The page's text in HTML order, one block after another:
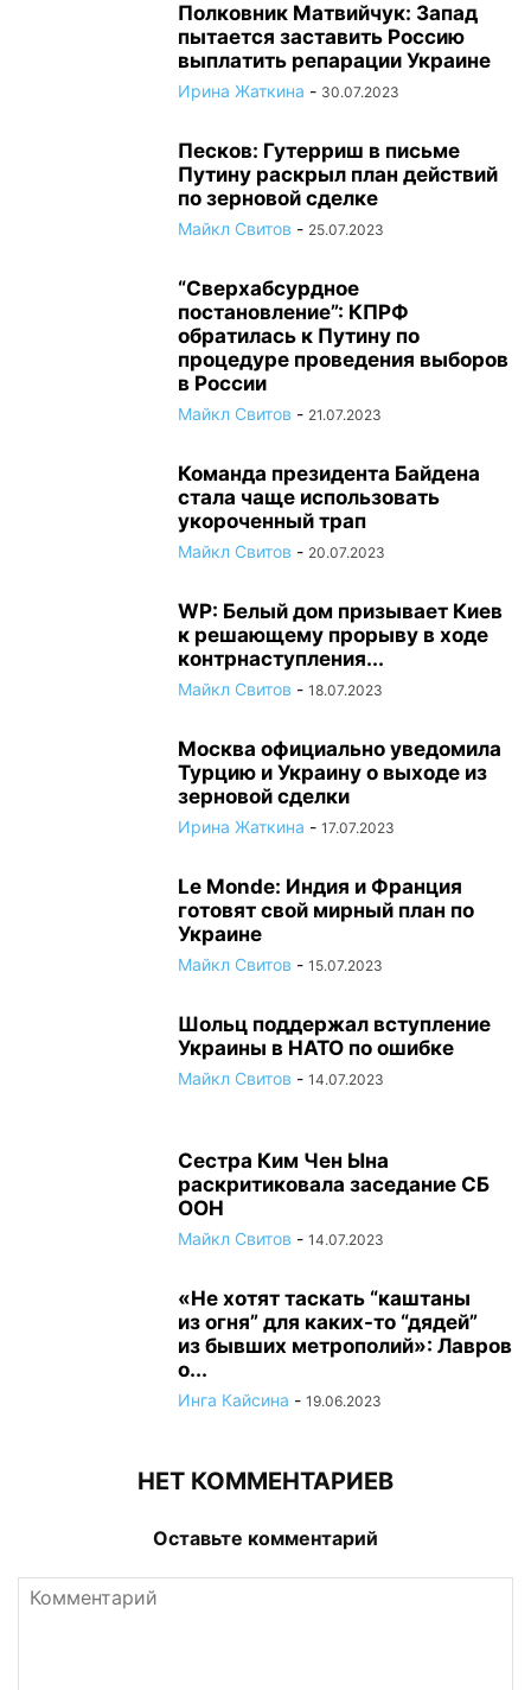
Полковник Матвийчук: Запад
пытается заставить Россию
выплатить репарации Украине
Ирина Жаткина - 30.07.2023
Песков: Гутерриш в письме
Путину раскрыл план действий
по зерновой сделке
Майкл Свитов - 25.07.2023
“Сверхабсурдное
постановление”: КПРФ
обратилась к Путину по
процедуре проведения выборов
в России
Майкл Свитов - 21.07.2023
Команда президента Байдена
стала чаще использовать
укороченный трап
Майкл Свитов - 20.07.2023
WP: Белый дом призывает Киев
к решающему прорыву в ходе
контрнаступления...
Майкл Свитов - 18.07.2023
Москва официально уведомила
Турцию и Украину о выходе из
зерновой сделки
Ирина Жаткина - 17.07.2023
Le Monde: Индия и Франция
готовят свой мирный план по
Украине
Майкл Свитов - 15.07.2023
Шольц поддержал вступление
Украины в НАТО по ошибке
Майкл Свитов - 14.07.2023
Сестра Ким Чен Ына
раскритиковала заседание СБ
ООН
Майкл Свитов - 14.07.2023
«Не хотят таскать “каштаны
из огня” для каких-то “дядей”
из бывших метрополий»: Лавров
о...
Инга Кайсина - 19.06.2023
НЕТ КОММЕНТАРИЕВ
Оставьте комментарий